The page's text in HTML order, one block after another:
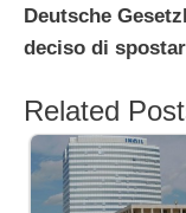
Deutsche
deciso di
Related